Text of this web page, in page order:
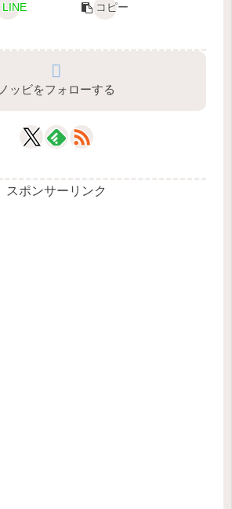
LINE コピー
ノッビをフォローする
スポンサーリンク